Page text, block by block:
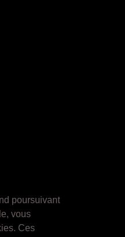
poursuivant
vous
Ces